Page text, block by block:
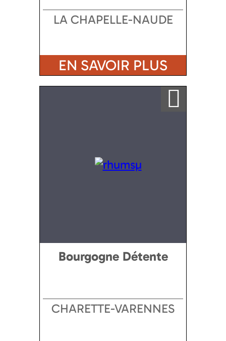
LA CHAPELLE-NAUDE
EN SAVOIR PLUS
Ajouter a ma sélection
Bourgogne Détente
CHARETTE-VARENNES